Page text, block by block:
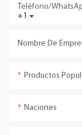
+1
Teléfono/
Nombre De
Productos
Naciones